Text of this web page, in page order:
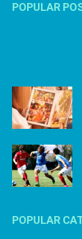
POPULAR
POPULAR